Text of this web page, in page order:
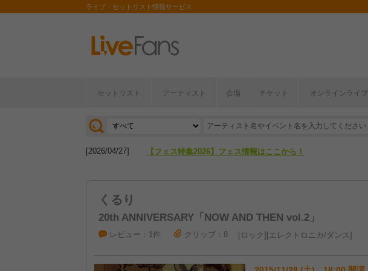
ライブ・セットリスト情報サービス
セットリスト アーティスト 会場 チケット オンラインライブ
[2026/07/28] 【ライブ動員ランキング】2026年上半期編発表！
[2026/04/27] 【フェス特集2026】フェス情報はここから！
くるり
20th ANNIVERSARY「NOW AND THEN vol.2」
レビュー：1件 クリップ：8 ロック エレクトロニカ/ダンス